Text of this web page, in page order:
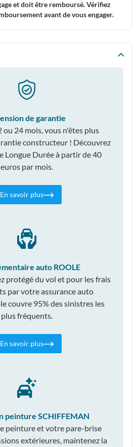
et doit être remboursé. Vérifiez
avant de vous engager.
de garantie
ou 24 mois, vous n'êtes plus
constructeur ! Découvrez
Longue Durée à partir de 40
euros par mois.
En savoir plus
auto ROOLE
protégé du vol et pour les frais
par votre assurance auto
couvre 95% des sinistres les
plus fréquents.
En savoir plus
peinture SCHIFFEMAN
peinture et votre pare-brise
extérieures, maintenez la